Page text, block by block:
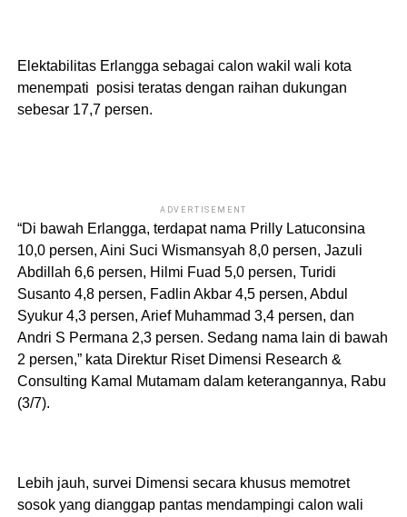
Elektabilitas Erlangga sebagai calon wakil wali kota
menempati posisi teratas dengan raihan dukungan
sebesar 17,7 persen.
ADVERTISEMENT
“Di bawah Erlangga, terdapat nama Prilly Latuconsina
10,0 persen, Aini Suci Wismansyah 8,0 persen, Jazuli
Abdillah 6,6 persen, Hilmi Fuad 5,0 persen, Turidi
Susanto 4,8 persen, Fadlin Akbar 4,5 persen, Abdul
Syukur 4,3 persen, Arief Muhammad 3,4 persen, dan
Andri S Permana 2,3 persen. Sedang nama lain di bawah
2 persen,” kata Direktur Riset Dimensi Research &
Consulting Kamal Mutamam dalam keterangannya, Rabu
(3/7).
Lebih jauh, survei Dimensi secara khusus memotret
sosok yang dianggap pantas mendampingi calon wali